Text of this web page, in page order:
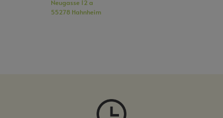
Neugasse 12 a
55278 Hahnheim